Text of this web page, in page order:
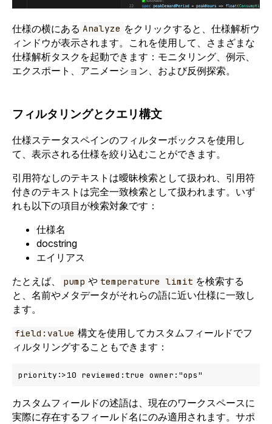
仕様の横にある Analyze をクリックすると、仕様解析ウ
ィンドウが表示されます。これを使用して、さまざまな
仕様解析タスクを起動できます：モニタリング、例示、
エクスポート、アニメーション、および反例探索。
フィルタリングとクエリ構文
仕様ステータスペインのフィルターボックスを使用し
て、表示される仕様を絞り込むことができます。
引用符なしのテキストは曖昧検索として扱われ、引用符
付きのテキストは完全一致検索として扱われます。いず
れも以下の項目が検索対象です：
仕様名
docstring
エイリアス
たとえば、
pump や temperature limit を検索する
と、名前やメタデータがそれらの語に近い仕様に一致し
ます。
field:value 構文を使用してカスタムフィールドでフ
ィルタリングすることもできます：
カスタムフィールドの述語は、現在のワークスペースに
実際に存在するフィールド名にのみ適用されます。サポ